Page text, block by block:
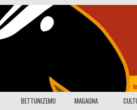
BETTUNIZEMU MAGAGNA